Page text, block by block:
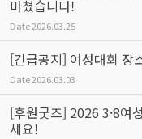
마쳤습니다!
Date2026.03.25
[긴급공지] 여성대회 장
Date2026.03.03
[후원굿즈] 2026 3·8여
세요!